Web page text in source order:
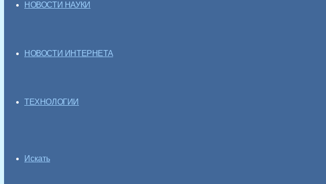
НОВОСТИ НАУКИ
НОВОСТИ ИНТЕРНЕТА
ТЕХНОЛОГИИ
Искать